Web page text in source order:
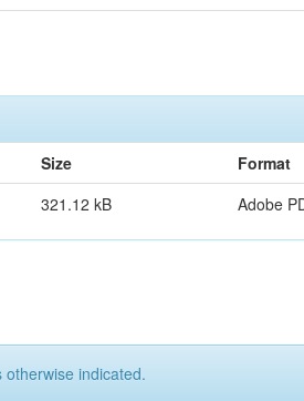
Size
Format
321.12 kB Adobe
indicated.